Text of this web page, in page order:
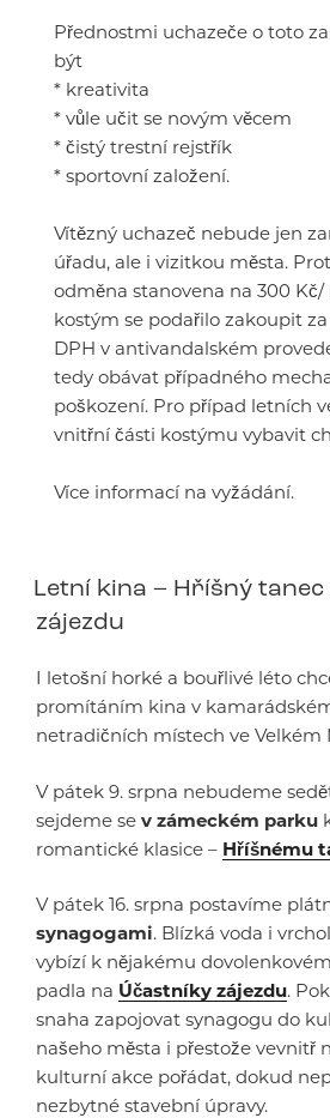
Přednostmi uchazeče o toto
být
* kreativita
* vůle učit se novým věcem
* čistý trestní rejstřík
* sportovní založení.
Vítězný uchazeč nebude jen
úřadu, ale i vizitkou města.
odměna stanovena na 300
kostým se podařilo zakoupit za
DPH v antivandalském
tedy obávat případného
poškození. Pro případ letních
vnitřní části kostýmu vybavit
Více informací na vyžádání.
Letní kina – Hříšný tanec
zájezdu
I letošní horké a bouřlivé léto
promítáním kina v
netradičních místech ve Velkém
V pátek 9. srpna nebudeme
sejdeme se v zámeckém parku
romantické klasice – Hříšnému
V pátek 16. srpna postavíme
synagogami. Blízká voda i
vybízí k nějakému
padla na Účastníky zájezdu.
snaha zapojovat synagogu do
našeho města i přestože vevnitř
kulturní akce pořádat, dokud
nezbytné stavební úpravy.